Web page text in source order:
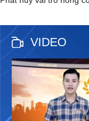
VIDEO